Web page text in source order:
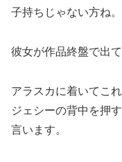
子持ちじゃない方ね。
彼女が作品終盤で出て
アラスカに着いてこ
ジェシーの背中を押
言います。